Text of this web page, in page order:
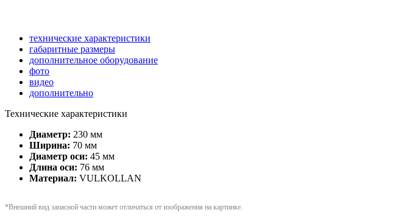
технические характеристики
габаритные размеры
дополнительное оборудование
фото
видео
дополнительно
Технические характеристики
Диаметр: 230 мм
Ширина: 70 мм
Диаметр оси: 45 мм
Длина оси: 76 мм
Материал: VULKOLLAN
*Внешний вид запасной части может отличаться от изображения на картинке.